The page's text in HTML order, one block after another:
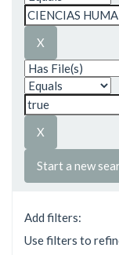
Start a new
Add filters:
Use filters to